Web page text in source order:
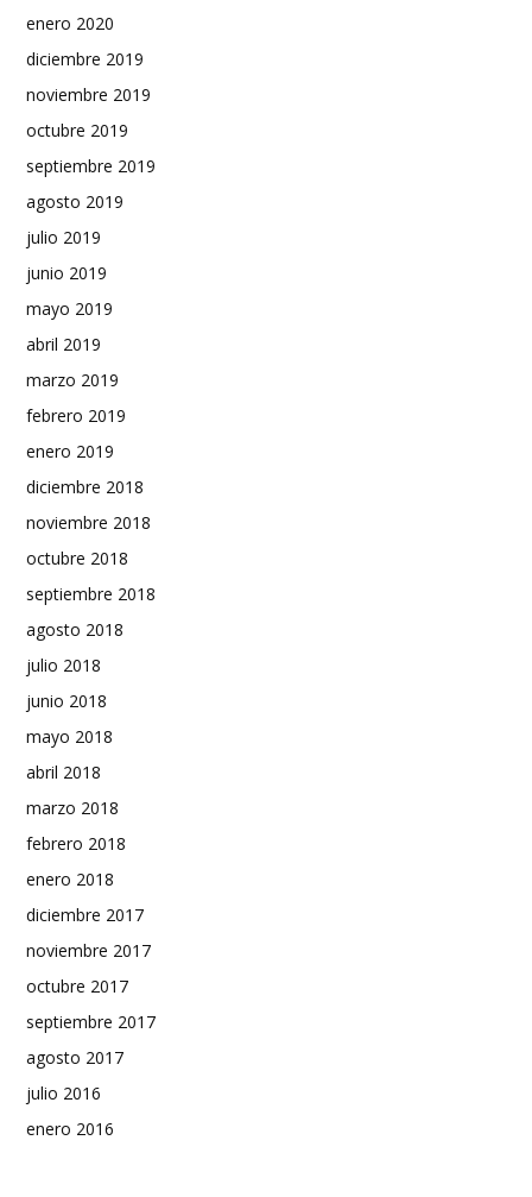
enero 2020
diciembre 2019
noviembre 2019
octubre 2019
septiembre 2019
agosto 2019
julio 2019
junio 2019
mayo 2019
abril 2019
marzo 2019
febrero 2019
enero 2019
diciembre 2018
noviembre 2018
octubre 2018
septiembre 2018
agosto 2018
julio 2018
junio 2018
mayo 2018
abril 2018
marzo 2018
febrero 2018
enero 2018
diciembre 2017
noviembre 2017
octubre 2017
septiembre 2017
agosto 2017
julio 2016
enero 2016